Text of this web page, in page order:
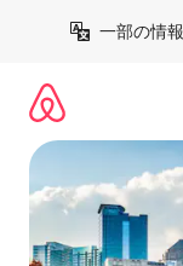
一部の情